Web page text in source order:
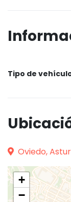
Tipo de
Oviedo,
+
−